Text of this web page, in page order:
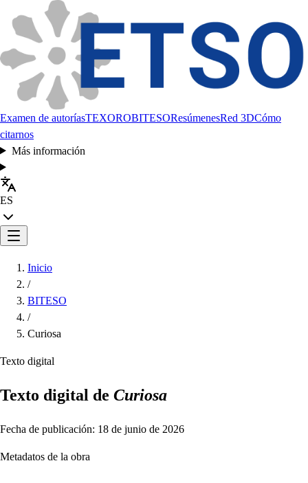
Examen de autoríasTEXOROBITESOResúmenesRed 3DCómo
citarnos
Más información
ES
Inicio
/
BITESO
/
Curiosa
Texto digital
Texto digital de Curiosa
Fecha de publicación: 18 de junio de 2026
Metadatos de la obra